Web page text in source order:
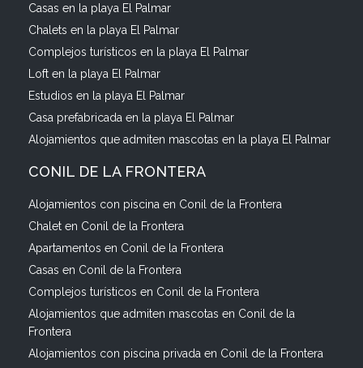
Casas en la playa El Palmar
Chalets en la playa El Palmar
Complejos turísticos en la playa El Palmar
Loft en la playa El Palmar
Estudios en la playa El Palmar
Casa prefabricada en la playa El Palmar
Alojamientos que admiten mascotas en la playa El Palmar
CONIL DE LA FRONTERA
Alojamientos con piscina en Conil de la Frontera
Chalet en Conil de la Frontera
Apartamentos en Conil de la Frontera
Casas en Conil de la Frontera
Complejos turísticos en Conil de la Frontera
Alojamientos que admiten mascotas en Conil de la
Frontera
Alojamientos con piscina privada en Conil de la Frontera